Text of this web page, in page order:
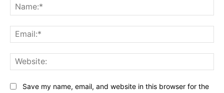
Save my name, email, and website in this browser for the